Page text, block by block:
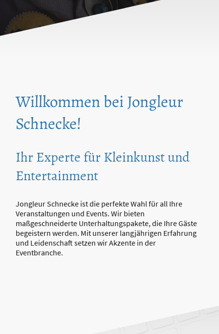
Willkommen bei Jongleur
Schnecke!
Ihr Experte für Kleinkunst und
Entertainment
Jongleur Schnecke ist die perfekte Wahl für all Ihre
Veranstaltungen und Events. Wir bieten
maßgeschneiderte Unterhaltungspakete, die Ihre Gäste
begeistern werden. Mit unserer langjährigen Erfahrung
und Leidenschaft setzen wir Akzente in der
Eventbranche.